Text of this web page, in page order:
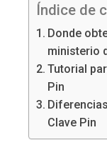
Índice de
Donde
ministerio
Tutorial
Pin
Clave Pin